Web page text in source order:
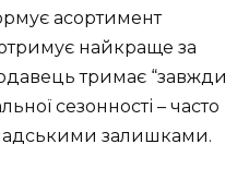
асортимент
найкраще за
тримає “завжди
сезонності – часто
залишками.